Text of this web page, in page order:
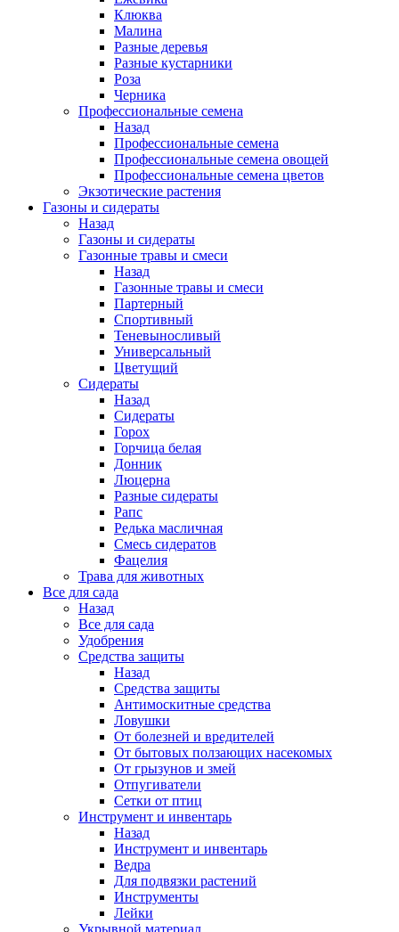
Клюква
Малина
Разные деревья
Разные кустарники
Роза
Черника
Профессиональные семена
Назад
Профессиональные семена
Профессиональные семена овощей
Профессиональные семена цветов
Экзотические растения
Газоны и сидераты
Назад
Газоны и сидераты
Газонные травы и смеси
Назад
Газонные травы и смеси
Партерный
Спортивный
Теневыносливый
Универсальный
Цветущий
Сидераты
Назад
Сидераты
Горох
Горчица белая
Донник
Люцерна
Разные сидераты
Рапс
Редька масличная
Смесь сидератов
Фацелия
Трава для животных
Все для сада
Назад
Все для сада
Удобрения
Средства защиты
Назад
Средства защиты
Антимоскитные средства
Ловушки
От болезней и вредителей
От бытовых ползающих насекомых
От грызунов и змей
Отпугиватели
Сетки от птиц
Инструмент и инвентарь
Назад
Инструмент и инвентарь
Ведра
Для подвязки растений
Инструменты
Лейки
Укрывной материал